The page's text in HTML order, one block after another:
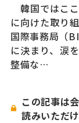
韓国ではこ
に向けた取り
国際事務局（
に決まり、涙
整備な…
この記事は
読みいただけ